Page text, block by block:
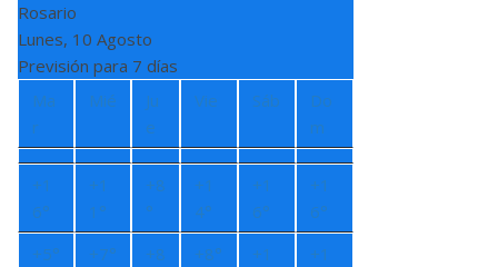
Rosario
Lunes, 10 Agosto
Previsión para 7 días
Ma
r
Mié
Ju
e
Vie Sáb
Do
m
+1
6°
+1
1°
+8
°
+1
4°
+1
6°
+1
6°
+5° +7° +8
+8° +1
+1